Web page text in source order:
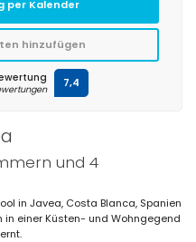
und 4
in Javea, Costa Blanca, Spanien
in einer Küsten- und Wohngegend
per Kalender
hinzufügen
7,4